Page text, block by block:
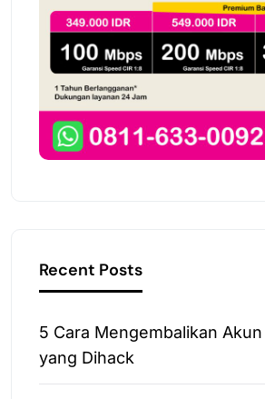
Recent Posts
5 Cara Mengembalikan
yang Dihack